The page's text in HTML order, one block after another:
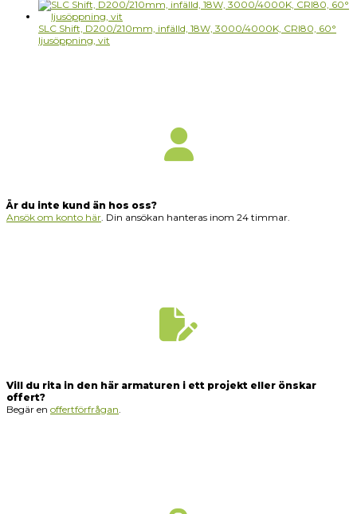
SLC Shift, D200/210mm, infälld, 18W, 3000/4000K, CRI80, 60°
ljusöppning, vit
Är du inte kund än hos oss?
Ansök om konto här. Din ansökan hanteras inom 24 timmar.
Vill du rita in den här armaturen i ett projekt eller önskar
offert?
Begär en offertförfrågan.